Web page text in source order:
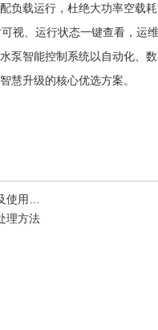
器\ ZBK系列馈电保护
负载运行，杜绝大功率空载
视、运行状态一键查看，运维
泵智能控制系统以自动化、
慧升级的核心优选方案。
技巧
理方法